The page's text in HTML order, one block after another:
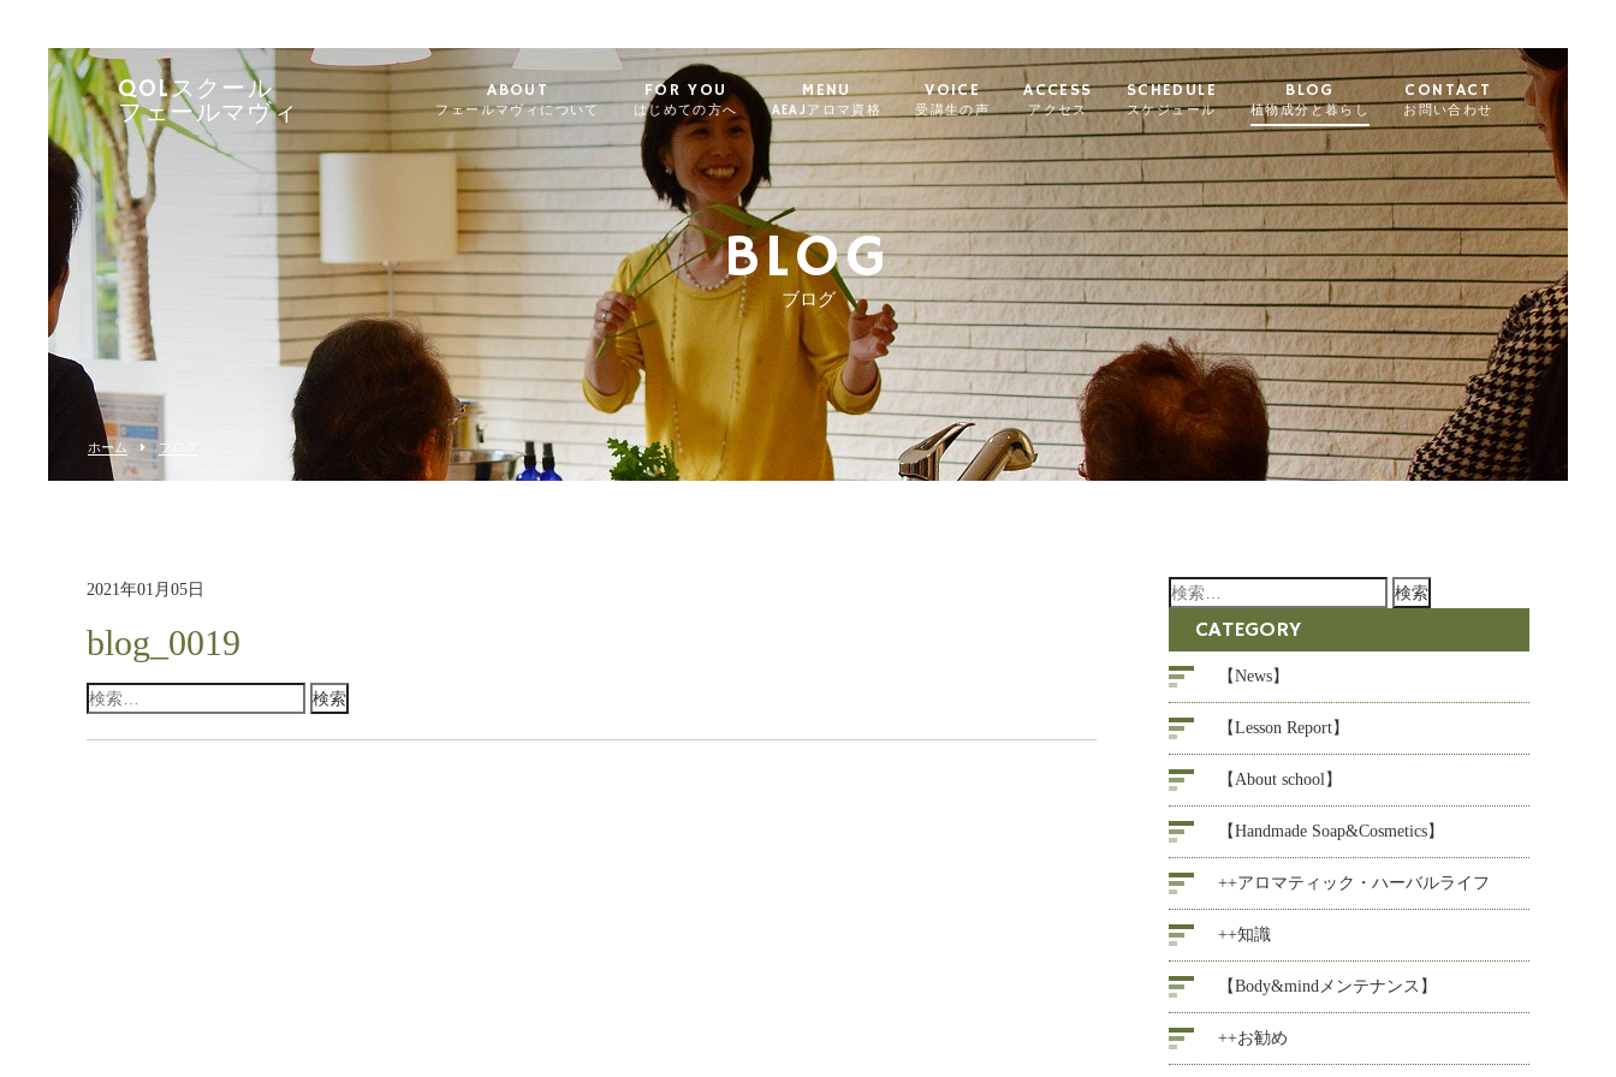
QOLスクール
フェールマヴィ
ABOUT
フェールマヴィについて
FOR YOU
はじめての方へ
MENU
AEAJアロマ資格
VOICE
受講生の声
ACCESS
アクセス
SCHEDULE
スケジュール
BLOG
植物成分と暮らし
CONTACT
お問い合わせ
BLOG
ブログ
ホーム ブログ
2021年01月05日
blog_0019
検
検
CATEGORY
【News】
【Lesson Report】
【About school】
【Handmade Soap&Cosmetics】
++アロマティック・ハーバルライフ
++知識
【Body&mindメンテナンス】
++お勧め